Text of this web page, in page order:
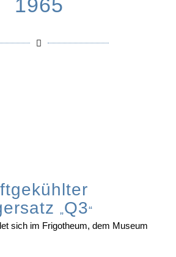
1965
„Q3“
sich im Frigotheum, dem Museum